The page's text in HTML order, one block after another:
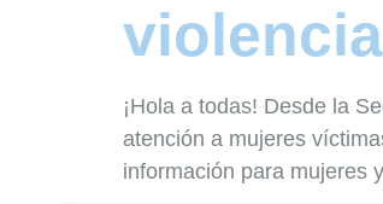
¡Hola a todas! Desde la
atención a mujeres
información para mujeres